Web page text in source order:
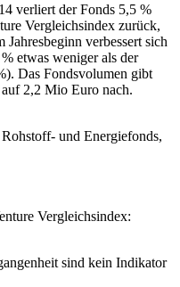
verliert der Fonds 5,5 %
Vergleichsindex zurück,
Jahresbeginn verbessert sich
etwas weniger als der
Das Fondsvolumen gibt
2,2 Mio Euro nach.
und Energiefonds,
Vergleichsindex:
sind kein Indikator